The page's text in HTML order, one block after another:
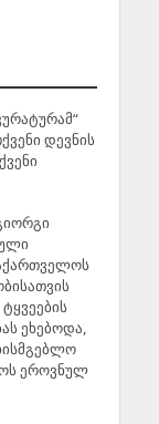
დევნის
ეხებოდა,
ეროვნულ